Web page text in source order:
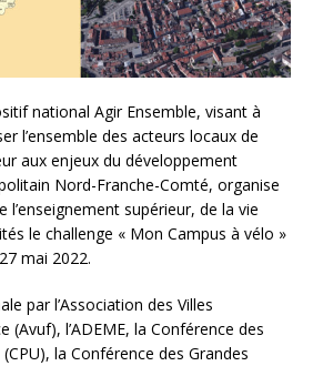
national Agir Ensemble, visant à
l’ensemble des acteurs locaux de
aux enjeux du développement
Nord-Franche-Comté, organise
l’enseignement supérieur, de la vie
le challenge « Mon Campus à vélo »
mai 2022.
par l’Association des Villes
(Avuf), l’ADEME, la Conférence des
la Conférence des Grandes